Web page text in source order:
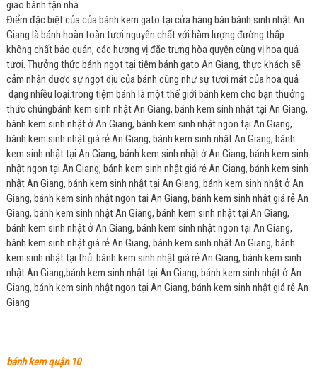
giao bánh tận nhà
Điểm đặc biệt của của bánh kem gato tại cửa hàng bán bánh sinh nhật An
Giang là bánh hoàn toàn tươi nguyên chất với hàm lượng đường thấp
không chất bảo quản, các hương vị đặc trưng hòa quyện cùng vị hoa quả
tươi. Thưởng thức bánh ngọt tại tiệm bánh gato An Giang, thực khách sẽ
cảm nhận được sự ngọt dịu của bánh cũng như sự tươi mát của hoa quả
dạng nhiều loại.trong tiệm bánh là một thế giới bánh kem cho bạn thưởng
thức chúngbánh kem sinh nhật An Giang, bánh kem sinh nhật tại An Giang,
bánh kem sinh nhật ở An Giang, bánh kem sinh nhật ngon tại An Giang,
bánh kem sinh nhật giá rẻ An Giang, bánh kem sinh nhật An Giang, bánh
kem sinh nhật tại An Giang, bánh kem sinh nhật ở An Giang, bánh kem sinh
nhật ngon tại An Giang, bánh kem sinh nhật giá rẻ An Giang, bánh kem sinh
nhật An Giang, bánh kem sinh nhật tại An Giang, bánh kem sinh nhật ở An
Giang, bánh kem sinh nhật ngon tại An Giang, bánh kem sinh nhật giá rẻ An
Giang, bánh kem sinh nhật An Giang, bánh kem sinh nhật tại An Giang,
bánh kem sinh nhật ở An Giang, bánh kem sinh nhật ngon tại An Giang,
bánh kem sinh nhật giá rẻ An Giang, bánh kem sinh nhật An Giang, bánh
kem sinh nhật tại thủ bánh kem sinh nhật giá rẻ An Giang, bánh kem sinh
nhật An Giang,bánh kem sinh nhật tại An Giang, bánh kem sinh nhật ở An
Giang, bánh kem sinh nhật ngon tại An Giang, bánh kem sinh nhật giá rẻ An
Giang
bánh kem quận 10